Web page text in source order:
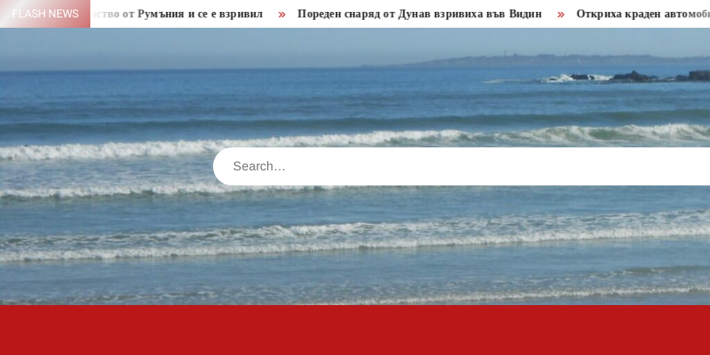
Skip
to
FLASH NEWS от Румъния и се е взривил Пореден снаряд от Дунав взривиха във Видин Откриха краден автомобил
Search